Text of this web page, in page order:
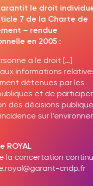
le droit
7 de la Charte de
– rendue
en 2005 :
a le droit […]
informations
détenues par les
et de
des décisions
sur
ROYAL
la concertation
cndp.fr